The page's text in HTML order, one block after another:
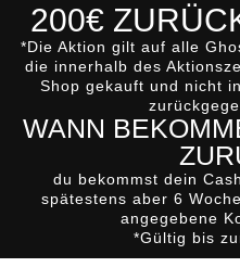
200€
*Die Aktion gilt auf alle
die innerhalb des
Shop gekauft und nicht
WANN
du bekommst dein
spätestens aber 6
angegebene
*Gültig bis